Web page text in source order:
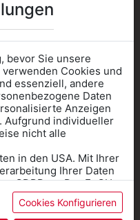
bevor Sie unsere
Cookies und
essenziell, andere
Daten
Anzeigen
Aufgrund individueller
nicht alle
in den USA. Mit Ihrer
Ihrer Daten
GDPR zu. Der EuGH
Datenschutz
US-Behörden
Cookies Konfigurieren
wenn Sie
in der